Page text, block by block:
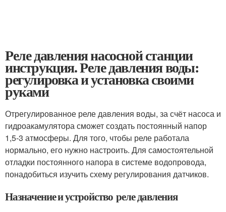
Реле давления насосной станции
инструкция. Реле давления воды:
регулировка и установка своими
руками
Отрегулированное реле давления воды, за счёт насоса и
гидроакамулятора сможет создать постоянный напор
1,5-3 атмосферы. Для того, чтобы реле работала
нормально, его нужно настроить. Для самостоятельной
отладки постоянного напора в системе водопровода,
понадобиться изучить схему регулирования датчиков.
Назначение и устройство реле давления